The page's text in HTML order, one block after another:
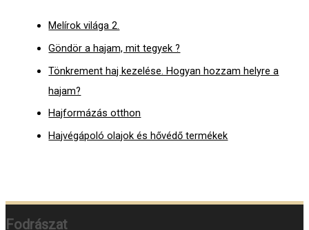
Melírok világa 2.
Göndör a hajam, mit tegyek ?
Tönkrement haj kezelése. Hogyan hozzam helyre a
hajam?
Hajformázás otthon
Hajvégápoló olajok és hővédő termékek
Fodrászat